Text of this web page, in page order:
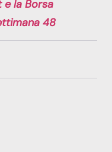
e la Borsa
48